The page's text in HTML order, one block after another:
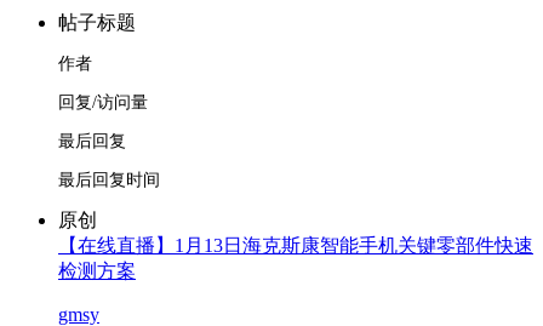
帖子标题
作者
回复/访问量
最后回复
最后回复时间
原创
【在线直播】1月13日海克斯康智能手机关键零部件快速
检测方案
gmsy